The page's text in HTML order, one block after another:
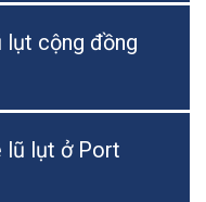
lụt cộng đồng
lũ lụt ở Port